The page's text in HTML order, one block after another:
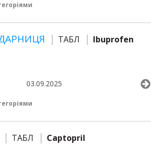
ТАБЛ Ibuprofen
03.09.2025
ТАБЛ Captopril